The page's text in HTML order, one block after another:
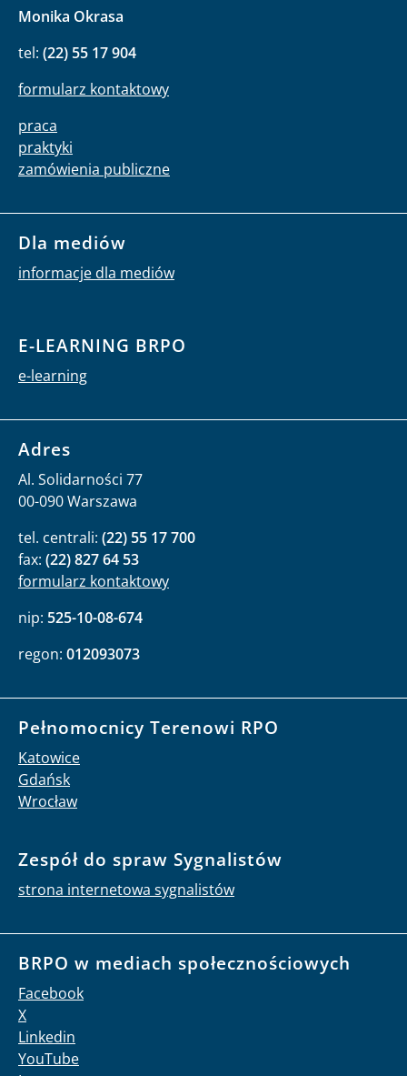
Monika Okrasa
tel: (22) 55 17 904
formularz kontaktowy
praca
praktyki
zamówienia publiczne
Dla mediów
informacje dla mediów
E-LEARNING BRPO
e-learning
Adres
Al. Solidarności 77
00-090 Warszawa
tel. centrali: (22) 55 17 700
fax: (22) 827 64 53
formularz kontaktowy
nip: 525-10-08-674
regon: 012093073
Pełnomocnicy Terenowi RPO
Katowice
Gdańsk
Wrocław
Zespół do spraw Sygnalistów
strona internetowa sygnalistów
BRPO w mediach społecznościowych
Facebook
X
Linkedin
YouTube